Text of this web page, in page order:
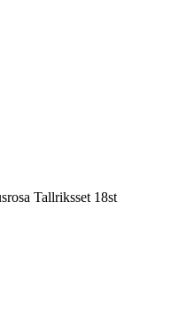
Tallriksset 18st